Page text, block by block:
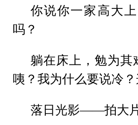
你说你一家高大
吗？
躺在床上，勉为其
咦？我为什么要说冷
落日光影——拍大